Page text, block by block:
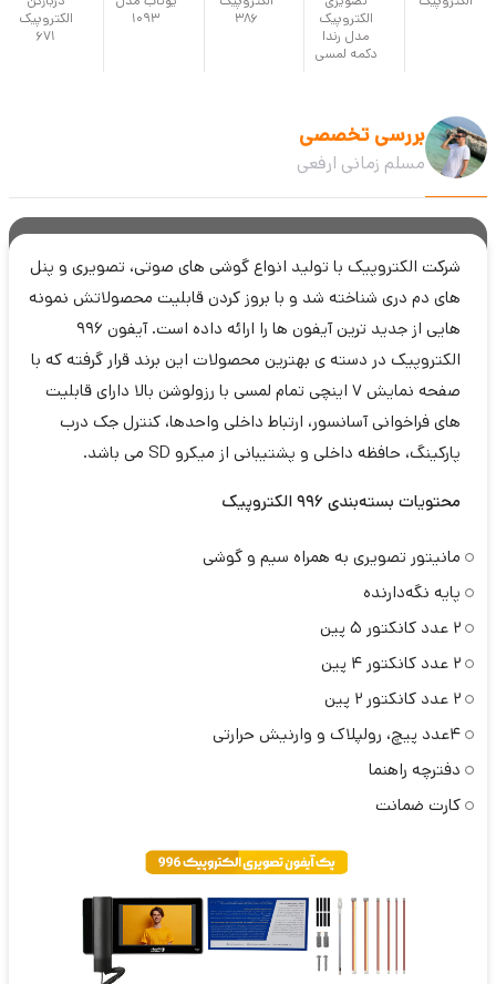
الکتروپیک
مدل رندا
دکمه لمسی
386
1093
الکتروپیک
671
بررسی تخصصی
مسلم زمانی ارفعی
شرکت الکتروپیک با تولید انواع گوشی های صوتی، تصویری و پنل
های دم دری شناخته شد و با بروز کردن قابلیت محصولاتش نمونه
هایی از جدید ترین آیفون ها را ارائه داده است. آیفون 996
الکتروپیک در دسته ی بهترین محصولات این برند قرار گرفته که با
صفحه نمایش 7 اینچی تمام لمسی با رزولوشن بالا دارای قابلیت
های فراخوانی آسانسور، ارتباط داخلی واحدها، کنترل جک درب
پارکینگ، حافظه داخلی و پشتیبانی از میکرو SD می باشد.
محتویات بسته‌بندی 996 الکتروپیک
مانیتور تصویری به همراه سیم و گوشی
پایه نگه‌دارنده
۲ عدد کانکتور ۵ پین
۲ عدد کانکتور ۴ پین
۲ عدد کانکتور 2 پین
۴عدد پیچ، رولپلاک و وارنیش حرارتی
دفترچه راهنما
کارت ضمانت